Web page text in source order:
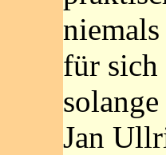
für sich
Jan